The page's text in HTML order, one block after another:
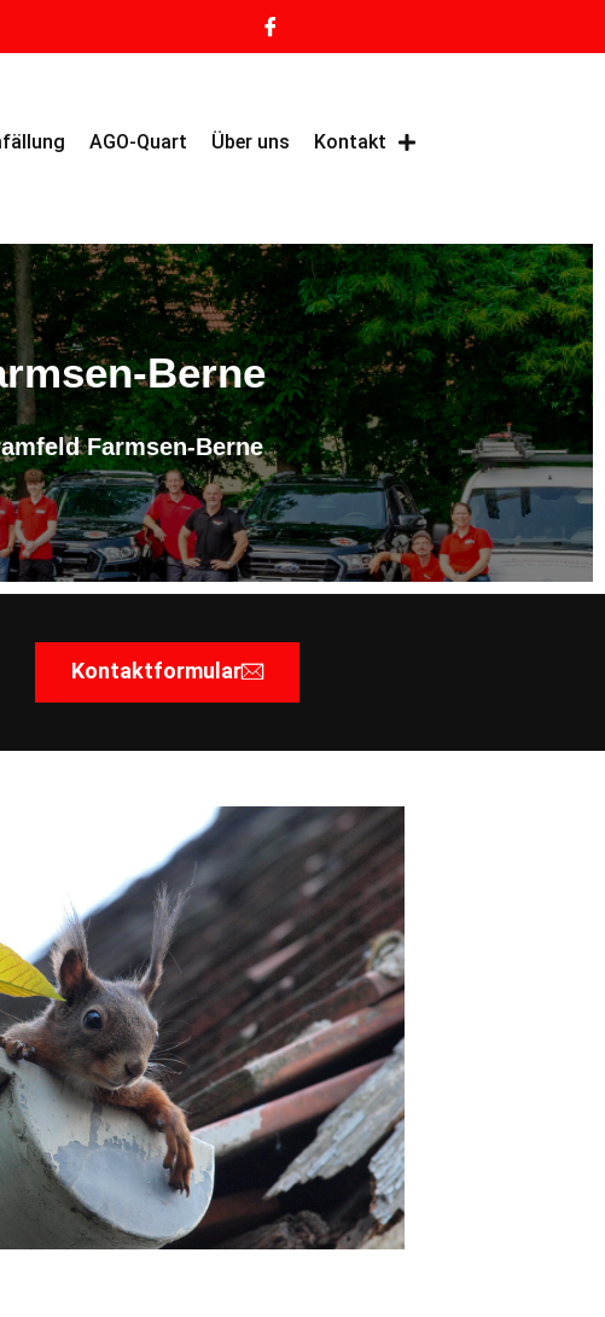
AGO-Quart Über uns Kontakt
Berne
Farmsen-Berne
Kontaktformular